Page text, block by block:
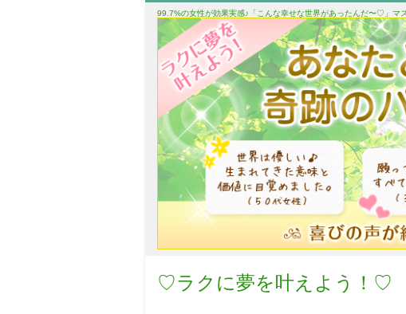
99.7%の女性が効果実感♪「こんな幸せな世界があったんだ〜♡」マ
♡ラクに夢を叶えよう！♡